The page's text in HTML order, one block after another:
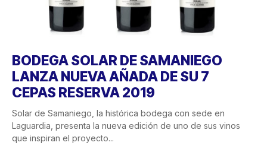
BODEGA SOLAR DE SAMANIEGO
LANZA NUEVA AÑADA DE SU 7
CEPAS RESERVA 2019
Solar de Samaniego, la histórica bodega con sede en
Laguardia, presenta la nueva edición de uno de sus vinos
que inspiran el proyecto...